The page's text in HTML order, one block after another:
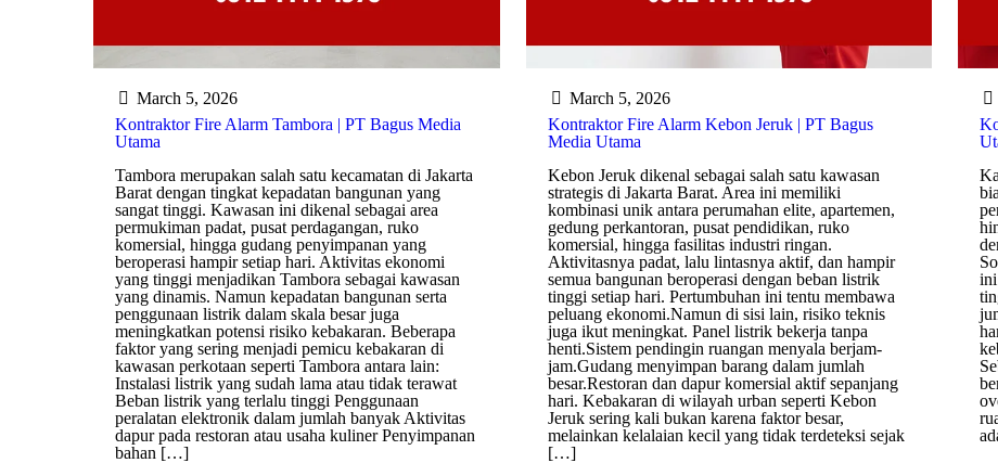
March 5, 2026
Kontraktor Fire Alarm Tambora | PT Bagus Media
Utama
Tambora merupakan salah satu kecamatan di Jakarta
Barat dengan tingkat kepadatan bangunan yang
sangat tinggi. Kawasan ini dikenal sebagai area
permukiman padat, pusat perdagangan, ruko
komersial, hingga gudang penyimpanan yang
beroperasi hampir setiap hari. Aktivitas ekonomi
yang tinggi menjadikan Tambora sebagai kawasan
yang dinamis. Namun kepadatan bangunan serta
penggunaan listrik dalam skala besar juga
meningkatkan potensi risiko kebakaran. Beberapa
faktor yang sering menjadi pemicu kebakaran di
kawasan perkotaan seperti Tambora antara lain:
Instalasi listrik yang sudah lama atau tidak terawat
Beban listrik yang terlalu tinggi Penggunaan
peralatan elektronik dalam jumlah banyak Aktivitas
dapur pada restoran atau usaha kuliner Penyimpanan
bahan […]
March 5, 2026
Kontraktor Fire Alarm Kebon Jeruk | PT Bagus
Media Utama
Kebon Jeruk dikenal sebagai salah satu kawasan
strategis di Jakarta Barat. Area ini memiliki
kombinasi unik antara perumahan elite, apartemen,
gedung perkantoran, pusat pendidikan, ruko
komersial, hingga fasilitas industri ringan.
Aktivitasnya padat, lalu lintasnya aktif, dan hampir
semua bangunan beroperasi dengan beban listrik
tinggi setiap hari. Pertumbuhan ini tentu membawa
peluang ekonomi.Namun di sisi lain, risiko teknis
juga ikut meningkat. Panel listrik bekerja tanpa
henti.Sistem pendingin ruangan menyala berjam-
jam.Gudang menyimpan barang dalam jumlah
besar.Restoran dan dapur komersial aktif sepanjang
hari. Kebakaran di wilayah urban seperti Kebon
Jeruk sering kali bukan karena faktor besar,
melainkan kelalaian kecil yang tidak terdeteksi sejak
[…]